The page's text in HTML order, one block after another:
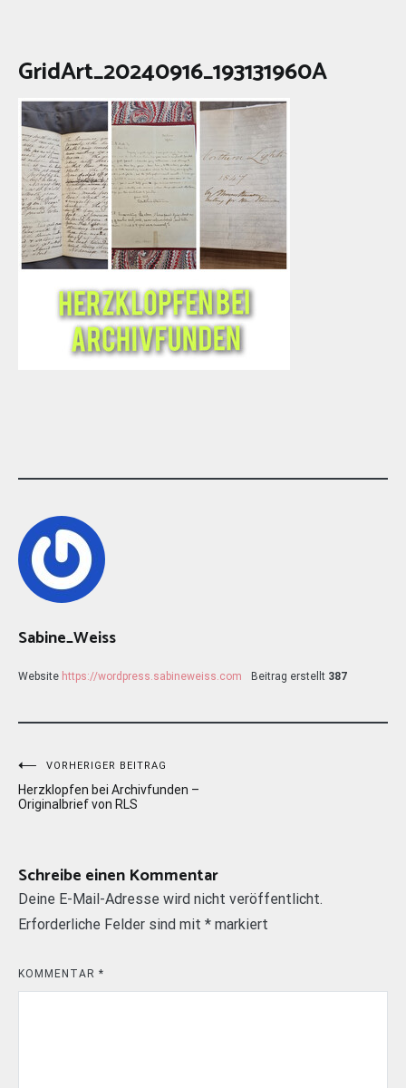
GridArt_20240916_193131960A
Sabine_Weiss
Website https://wordpress.sabineweiss.com Beitrag erstellt 387
Beitragsnavigation
VORHERIGER BEITRAG
Herzklopfen bei Archivfunden –
Originalbrief von RLS
Schreibe einen Kommentar
Deine E-Mail-Adresse wird nicht veröffentlicht.
Erforderliche Felder sind mit * markiert
KOMMENTAR *